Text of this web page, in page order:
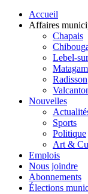
Accueil
Affaires
Chapais
Lebel-
Radisson
Nouvelles
Sports
Politique
Art &
Emplois
Nous joindre
Abonnements
Élections